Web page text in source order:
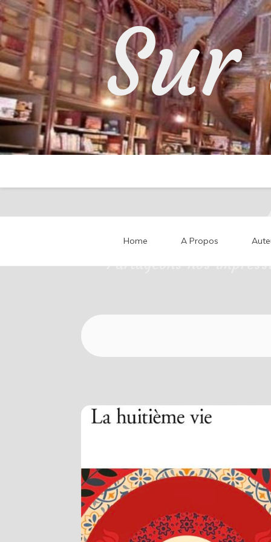
Skip
to
content
Partageons nos
Home A Propos